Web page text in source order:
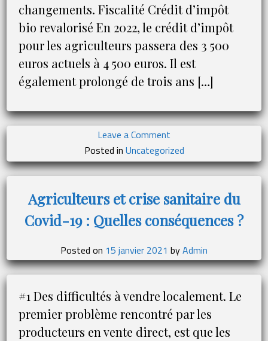
changements. Fiscalité Crédit d’impôt
bio revalorisé En 2022, le crédit d’impôt
pour les agriculteurs passera des 3 500
euros actuels à 4 500 euros. Il est
également prolongé de trois ans […]
Leave a Comment
Agriculture
:
nouvelles
règles
pour
2022
Posted in Uncategorized
Agriculteurs et crise sanitaire du
Covid-19 : Quelles conséquences ?
Posted on 15 janvier 2021 byAdmin
#1 Des difficultés à vendre localement. Le
premier problème rencontré par les
producteurs en vente direct, est que les